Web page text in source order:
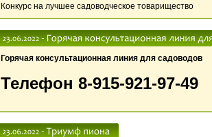
Конкурс на лучшее садоводческое товарищество
Горячая консультационная линия для садоводов
Телефон 8-915-921-97-49